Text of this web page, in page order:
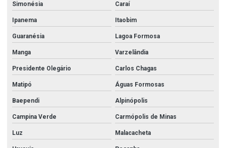
Simonésia Caraí
Ipanema Itaobim
Guaranésia Lagoa Formosa
Manga Varzelândia
Presidente Olegário Carlos Chagas
Matipó Águas Formosas
Baependi Alpinópolis
Campina Verde Carmópolis de Minas
Luz Malacacheta